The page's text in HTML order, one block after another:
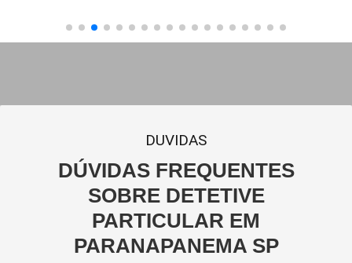
DUVIDAS
DÚVIDAS FREQUENTES
SOBRE DETETIVE
PARTICULAR EM
PARANAPANEMA SP